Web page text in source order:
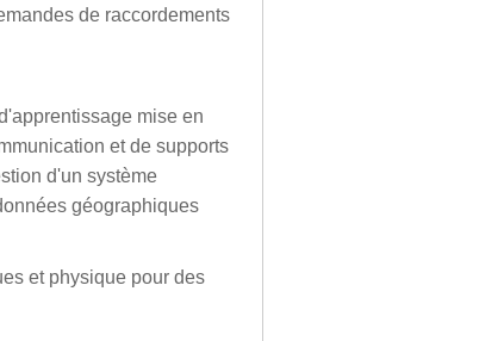
de raccordements
mise en
et de supports
d'un système
géographiques
et physique pour des